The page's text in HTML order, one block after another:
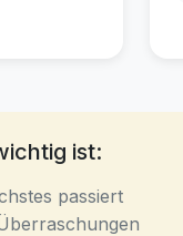
ist:
passiert